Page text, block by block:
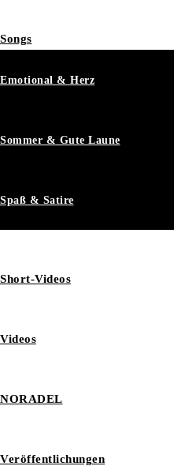
Songs
Emotional & Herz
Sommer & Gute Laune
Spaß & Satire
Short-Videos
Videos
NORADEL
Veröffentlichungen